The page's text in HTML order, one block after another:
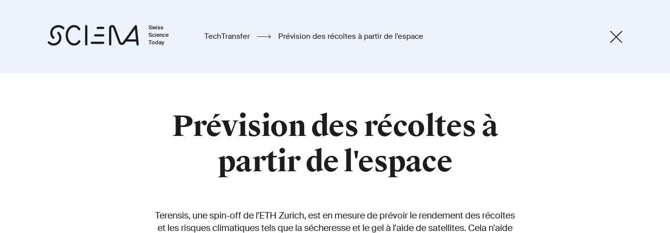
Swiss
Science
Today
TechTransfer Prévision des récoltes à partir de l'espace
Prévision des récoltes à
partir de l'espace
Terensis, une spin-off de l'ETH Zurich, est en mesure de prévoir le rendement des récoltes
et les risques climatiques tels que la sécheresse et le gel à l'aide de satellites. Cela n'aide